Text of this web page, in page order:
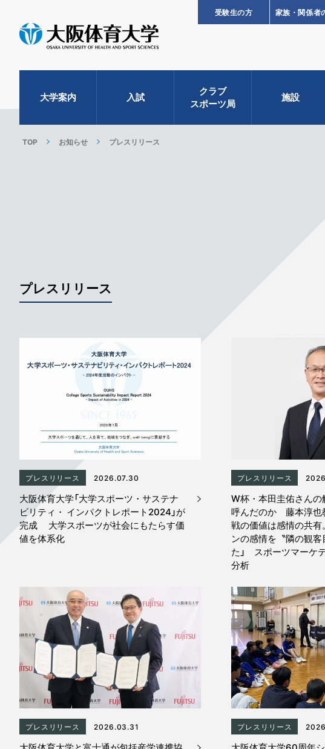
受験生の方 家族・関係者
大学案内 入試
クラブ
スポーツ局
施設
TOP お知らせ プレスリリース
プレスリリース
プレスリリース 2026.07.30
大阪体育大学「大学スポーツ・サステナ
ビリティ・ インパクトレポート2024」が
完成 大学スポーツが社会にもたらす価
値を体系化
プレスリリース
W杯・本田圭佑さん
呼んだのか 藤本淳也
戦の価値は感情の共
ンの感情を〝隣の観
た」 スポーツマーケ
分析
プレスリリース 2026.03.31 プレスリリース